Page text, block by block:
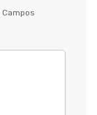
Campos